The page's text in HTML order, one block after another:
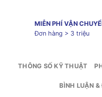
MIỄN PHÍ VẬN
Đơn hàng > 3 triệu
THÔNG SỐ KỸ THUẬT
BÌNH LUẬN